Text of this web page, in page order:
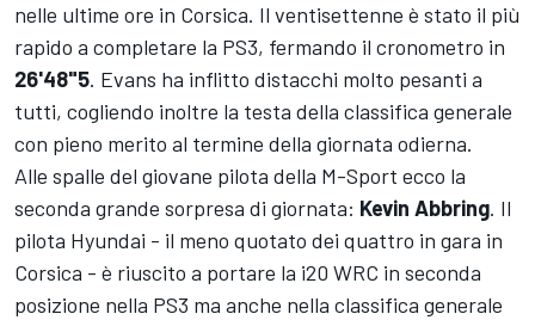
nelle ultime ore in Corsica. Il ventisettenne è stato il più
rapido a completare la PS3, fermando il cronometro in
26'48"5. Evans ha inflitto distacchi molto pesanti a
tutti, cogliendo inoltre la testa della classifica generale
con pieno merito al termine della giornata odierna.
Alle spalle del giovane pilota della M-Sport ecco la
seconda grande sorpresa di giornata: Kevin Abbring. Il
pilota Hyundai - il meno quotato dei quattro in gara in
Corsica - è riuscito a portare la i20 WRC in seconda
posizione nella PS3 ma anche nella classifica generale